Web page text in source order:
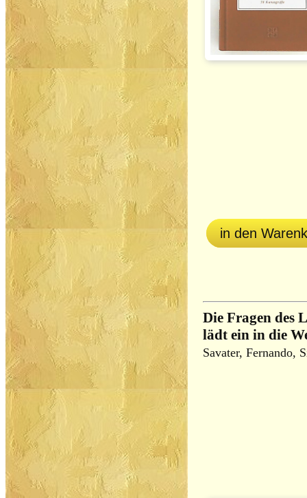
in den
Die Fragen des
lädt ein in die
Savater, Fernando,